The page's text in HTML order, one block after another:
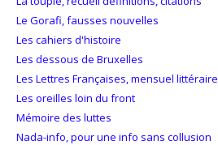
Le Gorafi, fausses nouvelles
Les cahiers d'histoire
Les dessous de Bruxelles
Les Lettres Françaises, mensuel littéraire
Les oreilles loin du front
Mémoire des luttes
Nada-info, pour une info sans collusion